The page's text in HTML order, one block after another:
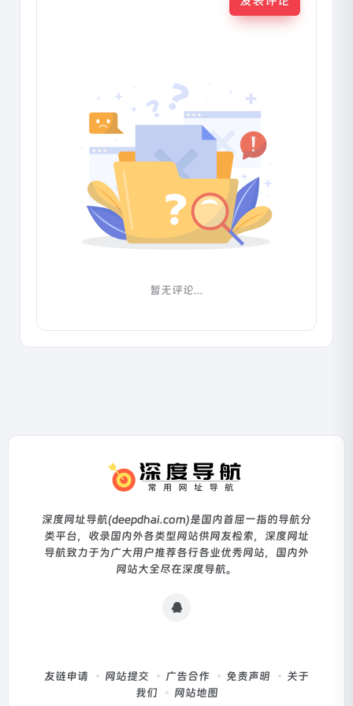
暂无评论...
深度网址导航(deepdhai.com)是国内首屈一指的导航分
类平台，收录国内外各类型网站供网友检索，深度网址
导航致力于为广大用户推荐各行各业优秀网站，国内外
网站大全尽在深度导航。
友链申请 网站提交 广告合作 免责声明
关于
我们
网站地图